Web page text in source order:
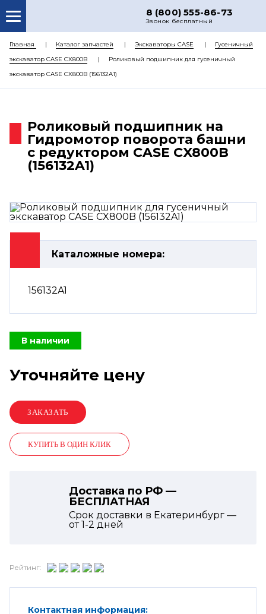
8 (800) 555-86-73
Звонок бесплатный
О НАС
КАТАЛОГ ЗАПЧАСТЕЙ
РЕМОНТ
ЦЕНЫ
КОНТАКТЫ
Главная Каталог запчастей Экскаваторы CASE
Гусеничный
экскаватор CASE CX800B
Роликовый подшипник для гусеничный
экскаватор CASE CX800B (156132A1)
Роликовый подшипник на
Гидромотор поворота башни
с редуктором CASE CX800B
(156132A1)
Каталожные номера:
156132A1
В наличии
Уточняйте цену
КУПИТЬ В ОДИН КЛИК
Доставка по РФ —
БЕСПЛАТНАЯ
Срок доставки в Екатеринбург —
от1-2 дней
Рейтинг:
Контактная информация: